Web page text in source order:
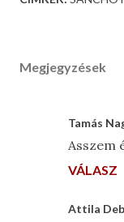
Megjegyzések
Tamás
Asszem
VÁLASZ
Attila